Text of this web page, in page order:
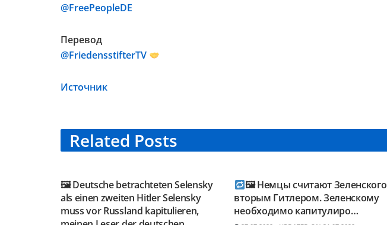
@FreePeopleDE
Перевод
@FriedensstifterTV
Источник
Related Posts
TELEGRAM KANAL
🖼 Deutsche betrachteten Selensky
als einen zweiten Hitler Selensky
muss vor Russland kapitulieren,
TELEGRAM KANAL
🖼 Немцы считают Зеленского
вторым Гитлером. Зеленскому
необходимо капитулиро…